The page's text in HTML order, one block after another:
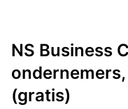
NS Business
(gratis)